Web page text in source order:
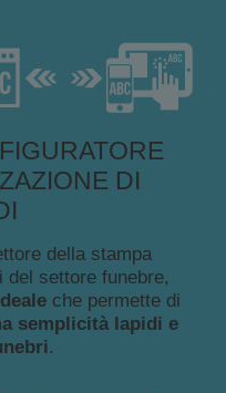
DI
della stampa
settore funebre,
che permette di
semplicità lapidi e
.